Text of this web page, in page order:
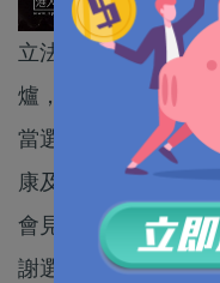
立法會選委界別補選
爐，民建聯中醫師陳
當選，中大工程學院
康及商湯科技尚海
會見傳媒總結今次補
謝選民積極參與投票